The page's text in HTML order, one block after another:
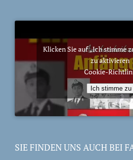
Klicken Sie auf „Ich stimme
zu aktivieren
Cookie-
Ich stimme zu
SIE FINDEN UNS AUCH BEI